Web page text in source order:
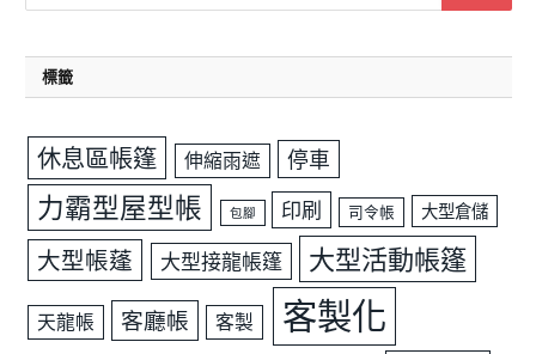
標籤
休息區帳篷 伸縮雨遮 停車
力霸型屋型帳 包腳 印刷 司令帳 大型倉儲
大型帳蓬 大型接龍帳篷 大型活動帳篷
天龍帳 客廳帳 客製 客製化